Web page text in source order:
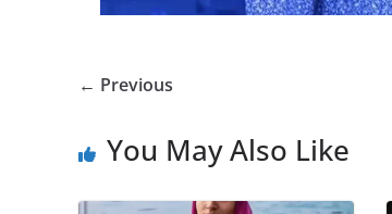
← Previous
You May Also Like